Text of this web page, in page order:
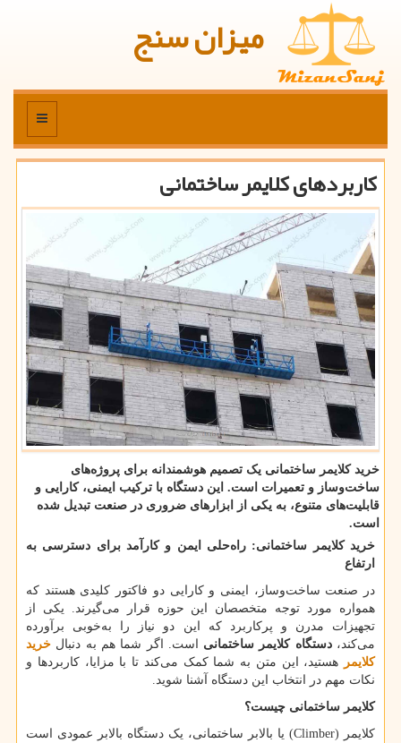
میزان سنج
منو
کاربردهای کلایمر ساختمانی
خرید کلایمر ساختمانی یک تصمیم هوشمندانه برای پروژه‌های
ساخت‌وساز و تعمیرات است. این دستگاه با ترکیب ایمنی، کارایی و
قابلیت‌های متنوع، به یکی از ابزارهای ضروری در صنعت تبدیل شده
است.
خرید کلایمر ساختمانی: راه‌حلی ایمن و کارآمد برای دسترسی به
ارتفاع
در صنعت ساخت‌وساز، ایمنی و کارایی دو فاکتور کلیدی هستند که
همواره مورد توجه متخصصان این حوزه قرار می‌گیرند. یکی از
تجهیزات مدرن و پرکاربرد که این دو نیاز را به‌خوبی برآورده
می‌کند،دستگاه کلایمر ساختمانی است. اگر شما هم به دنبال خرید
کلایمر
هستید، این متن به شما کمک می‌کند تا با مزایا، کاربردها و
نکات مهم در انتخاب این دستگاه آشنا شوید.
کلایمر ساختمانی چیست؟
کلایمر
(Climber) یا بالابر ساختمانی، یک دستگاه بالابر عمودی است